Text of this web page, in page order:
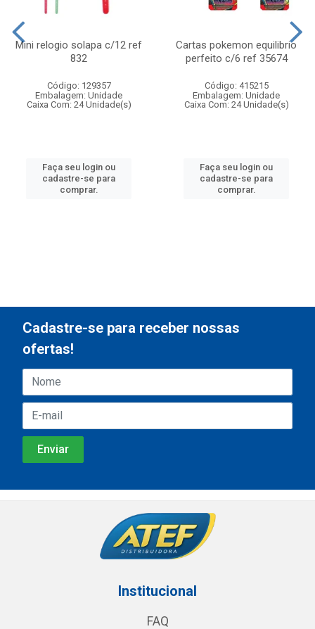
Mini relogio solapa c/12 ref
832
Código: 129357
Embalagem: Unidade
Caixa Com: 24 Unidade(s)
Faça seu login ou
cadastre-se para
comprar.
Cartas pokemon equilibrio
perfeito c/6 ref 35674
Código: 415215
Embalagem: Unidade
Caixa Com: 24 Unidade(s)
Faça seu login ou
cadastre-se para
comprar.
Cadastre-se para receber nossas
ofertas!
Institucional
FAQ